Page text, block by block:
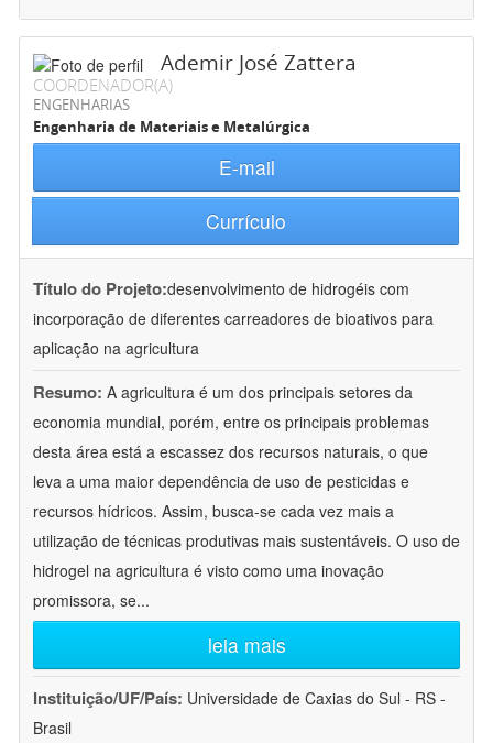
Ademir José Zattera
COORDENADOR(A)
ENGENHARIAS
Engenharia de Materiais e Metalúrgica
E-mail
Currículo
Título do Projeto:desenvolvimento de hidrogéis com
incorporação de diferentes carreadores de bioativos para
aplicação na agricultura
Resumo: A agricultura é um dos principais setores da
economia mundial, porém, entre os principais problemas
desta área está a escassez dos recursos naturais, o que
leva a uma maior dependência de uso de pesticidas e
recursos hídricos. Assim, busca-se cada vez mais a
utilização de técnicas produtivas mais sustentáveis. O uso de
hidrogel na agricultura é visto como uma inovação
promissora, se...
leia mais
Instituição/UF/País: Universidade de Caxias do Sul - RS -
Brasil